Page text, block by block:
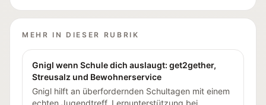
MEHR IN DIESER RUBRIK
Gnigl wenn Schule dich auslaugt: get2gether,
Streusalz und Bewohnerservice
Gnigl hilft an überfordernden Schultagen mit einem
echten Jugendtreff, Lernunterstützung bei